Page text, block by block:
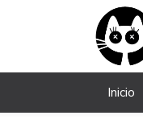
Inicio